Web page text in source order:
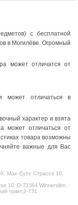
с бесплатной
в Могилёве. Огромный
может отличатся от
может отличаться в
характер и взята
может отличаться от
товара возможны
важные для Вас
Маx-Еутх-Страссе 10,
10, D-71364 Winnenden.
тракт,2-731